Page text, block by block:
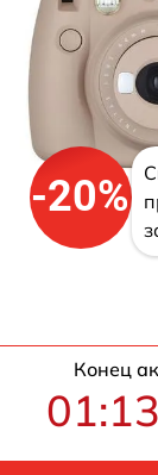
-20%
Конец